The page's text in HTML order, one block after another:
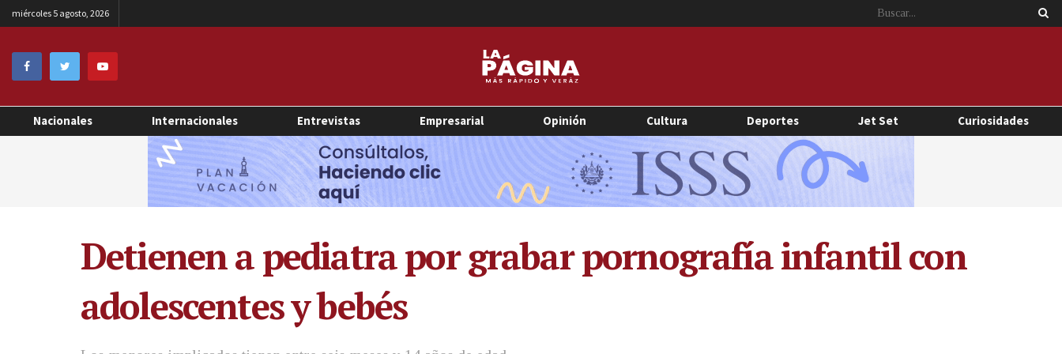
miércoles 5 agosto, 2026
Nacionales Internacionales Entrevistas Empresarial Opinión Cultura Deportes Jet Set Curiosidades
Detienen a pediatra por grabar pornografía infantil con
adolescentes y bebés